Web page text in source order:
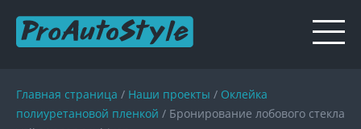
Главная страница / Наши проекты / Оклейка
полиуретановой пленкой / Бронирование лобового стекла